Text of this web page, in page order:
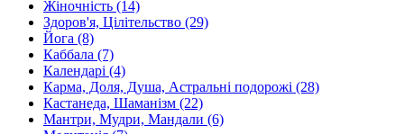
Жіночність (14)
Здоров'я, Цілітельство (29)
Йога (8)
Каббала (7)
Календарі (4)
Карма, Доля, Душа, Астральні подорожі (28)
Кастанеда, Шаманізм (22)
Мантри, Мудри, Мандали (6)